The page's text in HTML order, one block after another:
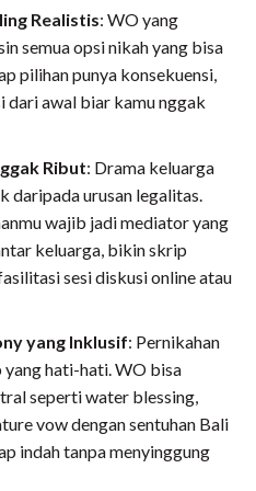
Realistis: WO yang
semua opsi nikah yang bisa
pilihan punya konsekuensi,
dari awal biar kamu nggak
Ribut: Drama keluarga
daripada urusan legalitas.
wajib jadi mediator yang
keluarga, bikin skrip
sesi diskusi online atau
yang Inklusif: Pernikahan
yang hati-hati. WO bisa
seperti water blessing,
vow dengan sentuhan Bali
indah tanpa menyinggung